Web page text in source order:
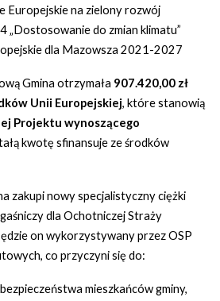
Europejskie na zielony rozwój
„Dostosowanie do zmian klimatu”
dla Mazowsza 2021-2027
Gmina otrzymała 907.420,00 zł
Unii Europejskiej, które stanowią
Projektu wynoszącego
kwotę sfinansuje ze środków
zakupi nowy specjalistyczny ciężki
dla Ochotniczej Straży
on wykorzystywany przez OSP
co przyczyni się do:
mieszkańców gminy,